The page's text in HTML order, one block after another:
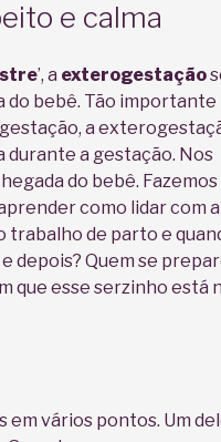
e calma
’, a exterogestação
do bebê. Tão importante
a
durante a gestação. Nos
do bebê. Fazemos
como lidar com
trabalho de parto e
depois? Quem se
que esse serzinho está
vários pontos. Um